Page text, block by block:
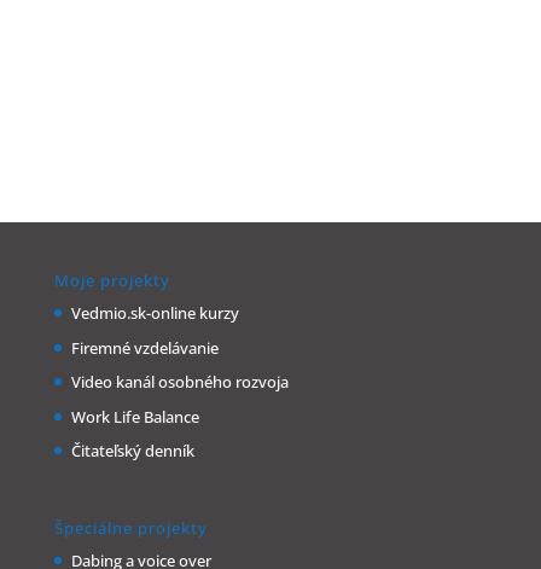
Moje projekty
Vedmio.sk-online kurzy
Firemné vzdelávanie
Video kanál osobného rozvoja
Work Life Balance
Čitateľský denník
Špeciálne projekty
Dabing a voice over